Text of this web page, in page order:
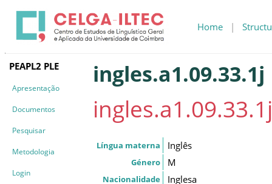
Home |
PEAPL2 PLE
Apresentação
Documentos
Pesquisar
Metodologia
Login
ingles.a1.09.33.1j
ingles.a1.09.33.1j
Língua materna Inglês
Género M
Nacionalidade Inglesa